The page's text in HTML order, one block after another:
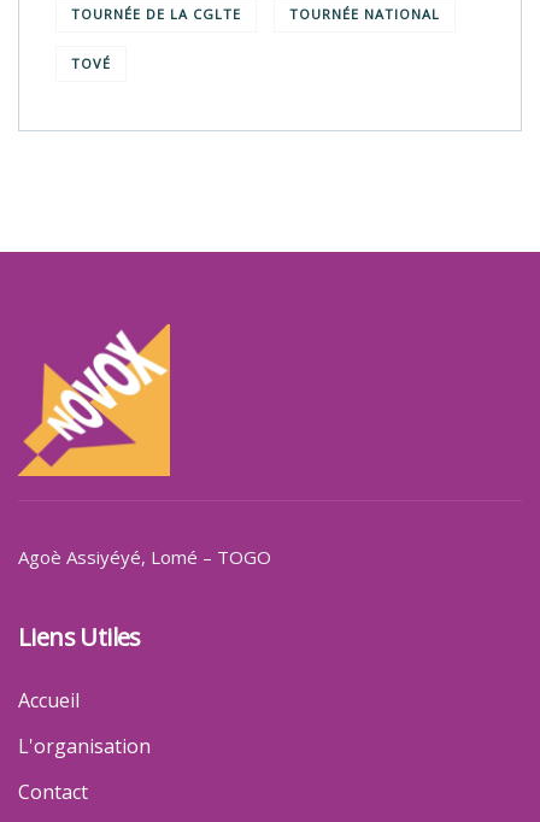
TOURNÉE DE LA CGLTE TOURNÉE NATIONAL
TOVÉ
Agoè Assiyéyé, Lomé – TOGO
Liens Utiles
Accueil
L'organisation
Contact